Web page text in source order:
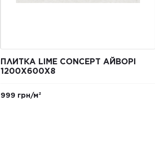
ПЛИТКА LIME CONCEPT АЙВОРІ
1200Х600Х8
999 грн/м²